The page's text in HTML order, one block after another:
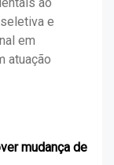
e
em
atuação
mudança de